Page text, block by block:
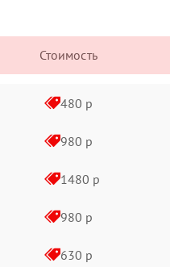
Стоимость
480 р
980 р
1480 р
980 р
630 р